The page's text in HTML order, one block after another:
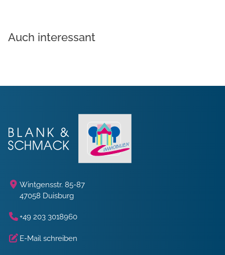
Auch interessant
Wintgensstr. 85-87
47058 Duisburg
+49 203 3018960
E-Mail schreiben